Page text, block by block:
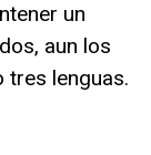
un
aun los
tres lenguas.